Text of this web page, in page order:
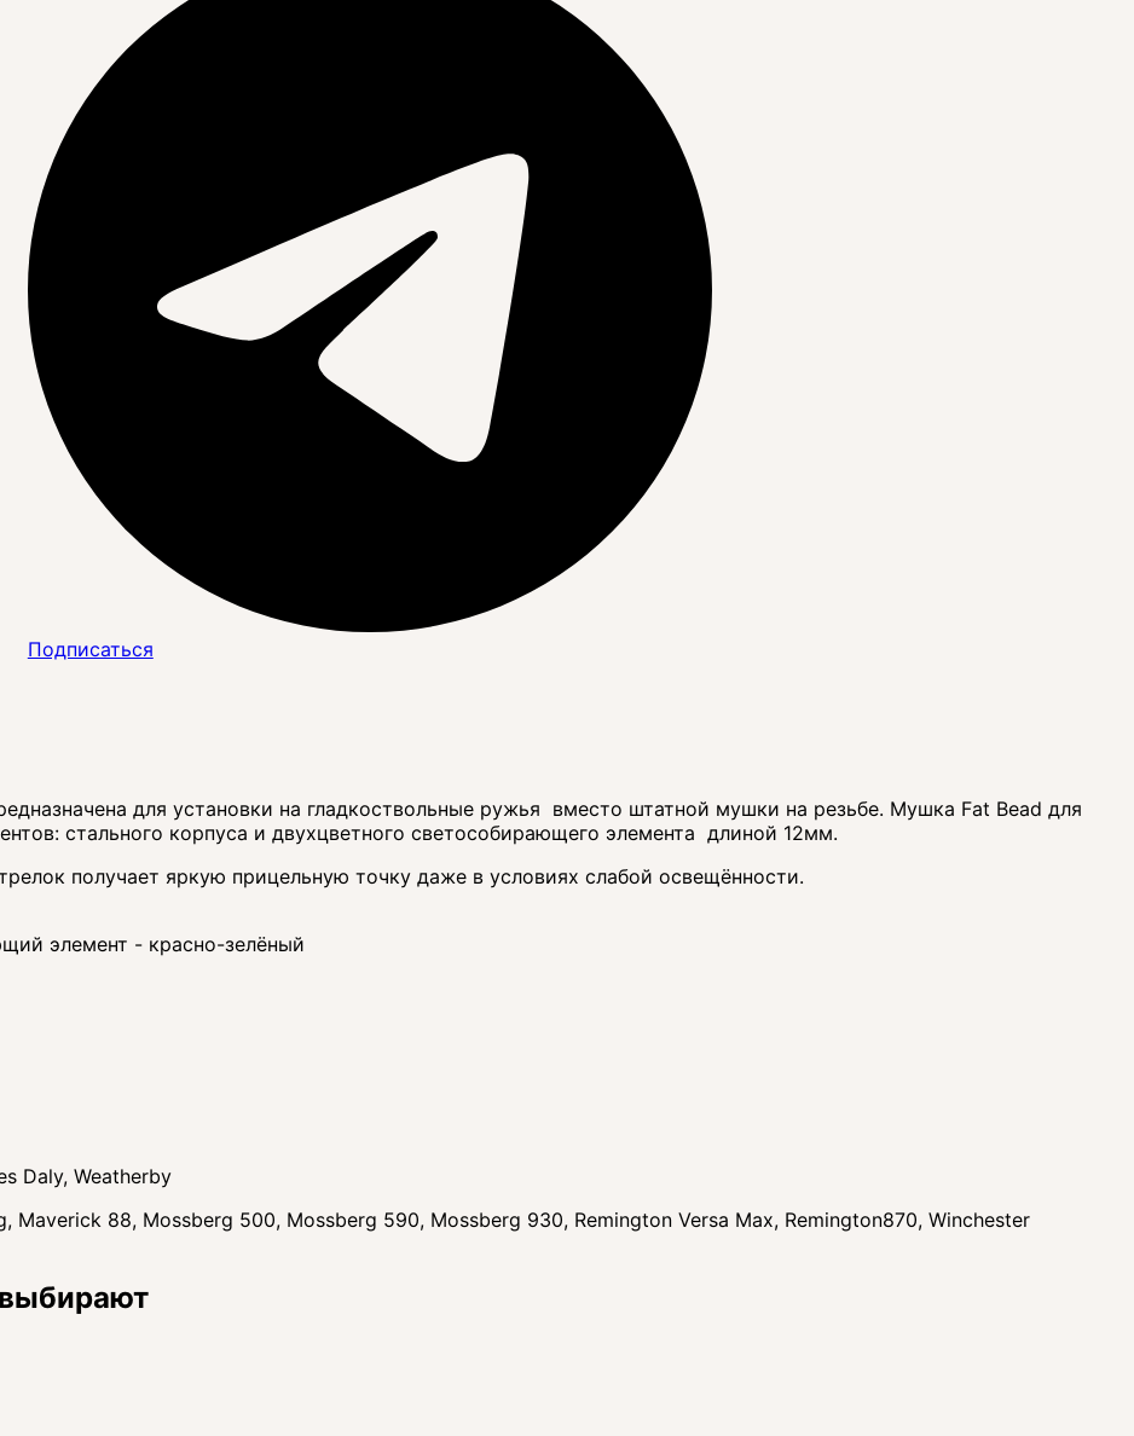
Подписаться
для установки на гладкоствольные ружья вместо штатной мушки на резьбе. Мушка Fat Bead для
стального корпуса и двухцветного светособирающего элемента длиной 12мм.
получает яркую прицельную точку даже в условиях слабой освещённости.
элемент - красно-зелёный
Daly, Weatherby
Maverick 88, Mossberg 500, Mossberg 590, Mossberg 930, Remington Versa Max, Remington870, Winchester